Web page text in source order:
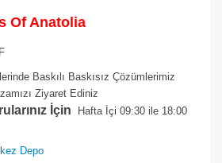
Of Anatolia
Baskılı Baskısız Çözümlerimiz
Ziyaret Ediniz
İçin Hafta İçi 09:30 ile 18:00
Depo